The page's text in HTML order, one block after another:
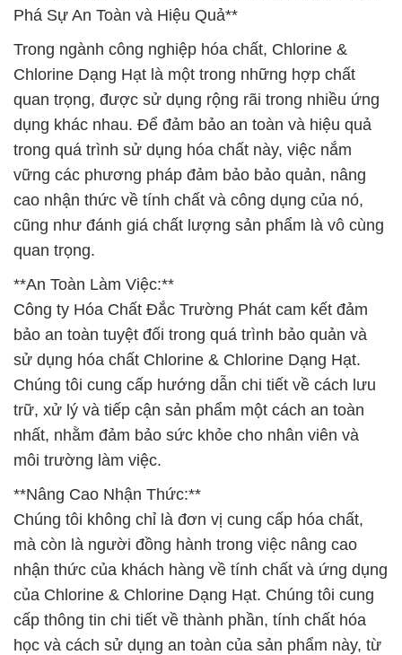
Phá Sự An Toàn và Hiệu Quả**
Trong ngành công nghiệp hóa chất, Chlorine &
Chlorine Dạng Hạt là một trong những hợp chất
quan trọng, được sử dụng rộng rãi trong nhiều ứng
dụng khác nhau. Để đảm bảo an toàn và hiệu quả
trong quá trình sử dụng hóa chất này, việc nắm
vững các phương pháp đảm bảo bảo quản, nâng
cao nhận thức về tính chất và công dụng của nó,
cũng như đánh giá chất lượng sản phẩm là vô cùng
quan trọng.
**An Toàn Làm Việc:**
Công ty Hóa Chất Đắc Trường Phát cam kết đảm
bảo an toàn tuyệt đối trong quá trình bảo quản và
sử dụng hóa chất Chlorine & Chlorine Dạng Hạt.
Chúng tôi cung cấp hướng dẫn chi tiết về cách lưu
trữ, xử lý và tiếp cận sản phẩm một cách an toàn
nhất, nhằm đảm bảo sức khỏe cho nhân viên và
môi trường làm việc.
**Nâng Cao Nhận Thức:**
Chúng tôi không chỉ là đơn vị cung cấp hóa chất,
mà còn là người đồng hành trong việc nâng cao
nhận thức của khách hàng về tính chất và ứng dụng
của Chlorine & Chlorine Dạng Hạt. Chúng tôi cung
cấp thông tin chi tiết về thành phần, tính chất hóa
học và cách sử dụng an toàn của sản phẩm này, từ